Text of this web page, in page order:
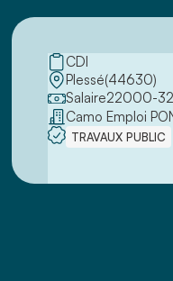
CDI
Plessé(44630)
Salaire22000-
Camo Emploi
TRAVAUX PUBLIC